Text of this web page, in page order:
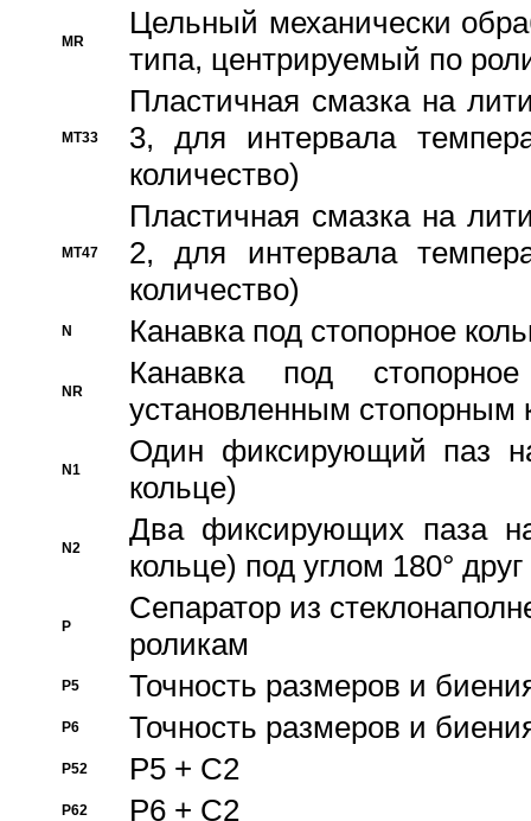
MR
Цельный механически
типа, центрируемый по
MT33
Пластичная смазка на
3, для интервала
количество)
MT47
Пластичная смазка на
2, для интервала
количество)
N Канавка под стопорное
NR
Канавка под
установленным стопорным
N1
Один фиксирующий паз
кольце)
N2
Два фиксирующих паза
кольце) под углом 180° друг
P
Cепаратор из
роликам
P5 Точность размеров и
P6 Точность размеров и
P52 P5 + C2
P62 P6 + C2